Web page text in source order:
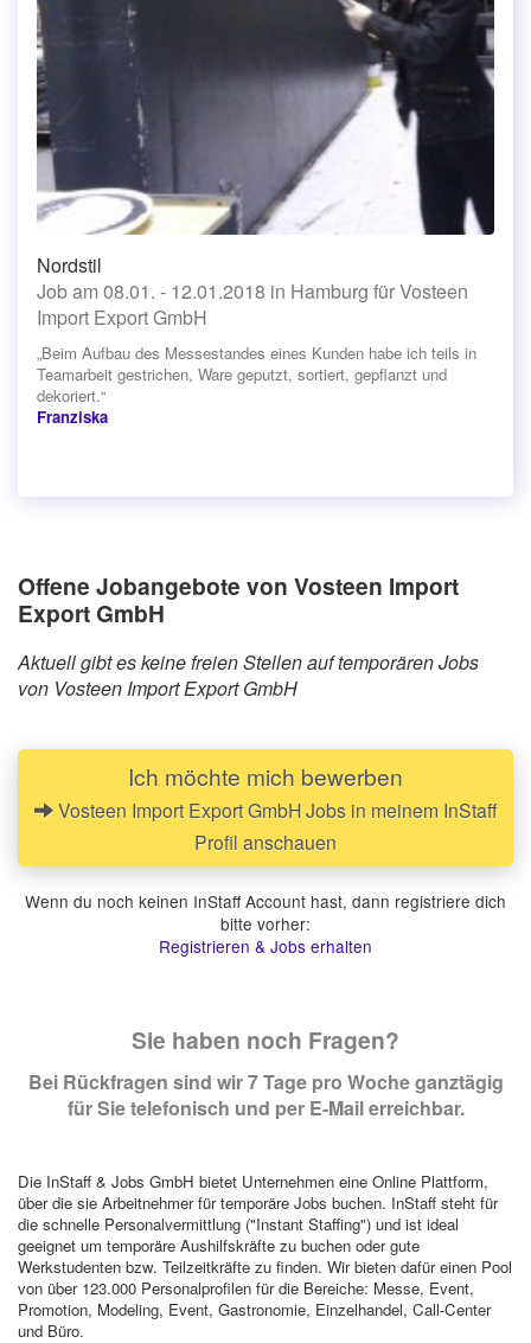
Nordstil
Job am 08.01. - 12.01.2018 in Hamburg für Vosteen
Import Export GmbH
„Beim Aufbau des Messestandes eines Kunden habe ich teils in
Teamarbeit gestrichen, Ware geputzt, sortiert, gepflanzt und
dekoriert.“
Franziska
Offene Jobangebote von Vosteen Import
Export GmbH
Aktuell gibt es keine freien Stellen auf temporären Jobs
von Vosteen Import Export GmbH
Ich möchte mich bewerben
Vosteen Import Export GmbH Jobs in meinem InStaff
Profil anschauen
Wenn du noch keinen InStaff Account hast, dann registriere dich
bitte vorher:
Registrieren & Jobs erhalten
Sie haben noch Fragen?
Bei Rückfragen sind wir 7 Tage pro Woche ganztägig
für Sie telefonisch und per E-Mail erreichbar.
Die InStaff & Jobs GmbH bietet Unternehmen eine Online Plattform,
über die sie Arbeitnehmer für temporäre Jobs buchen. InStaff steht für
die schnelle Personalvermittlung ("Instant Staffing") und ist ideal
geeignet um temporäre Aushilfskräfte zu buchen oder gute
Werkstudenten bzw. Teilzeitkräfte zu finden. Wir bieten dafür einen Pool
von über 123.000 Personalprofilen für die Bereiche: Messe, Event,
Promotion, Modeling, Event, Gastronomie, Einzelhandel, Call-Center
und Büro.